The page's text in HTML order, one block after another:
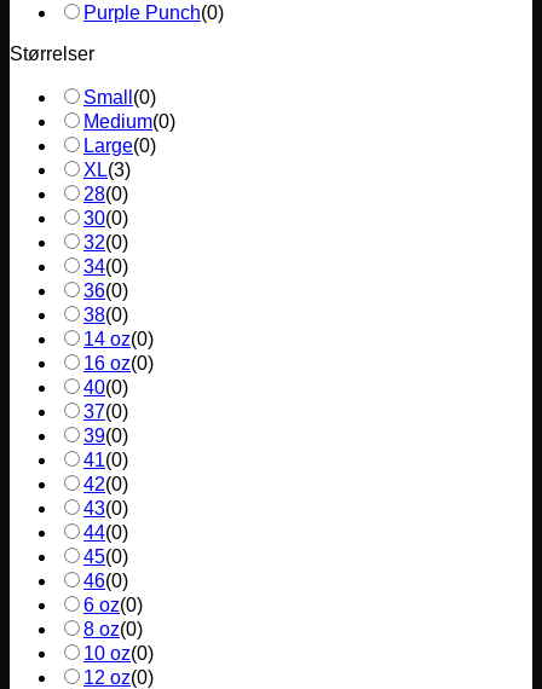
Purple Punch(0)
Størrelser
Small (0)
Medium(0)
Large(0)
XL(3)
28(0)
30(0)
32(0)
34(0)
36(0)
38(0)
14 oz(0)
16 oz(0)
40(0)
37(0)
39(0)
41(0)
42(0)
43(0)
44(0)
45(0)
46(0)
6 oz(0)
8 oz(0)
10 oz(0)
12 oz(0)